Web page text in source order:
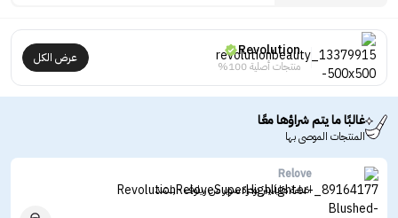
Revolution
منتجات أصلية 100%
عرض الكل
غالبًا ما يتم شراؤها معًا
المنتجات الموصى بها
Relove
اضاءة هايلايتر بودرة سوبر من ريلوف - بلشد